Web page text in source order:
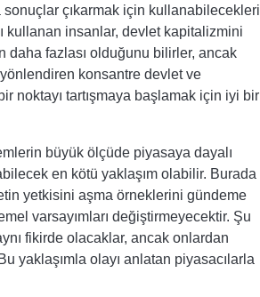
çıkarmak için kullanabilecekleri
kullanan insanlar, devlet kapitalizmini
fazlası olduğunu bilirler, ancak
konsantre devlet ve
noktayı tartışmaya başlamak için iyi bir
büyük ölçüde piyasaya dayalı
en kötü yaklaşım olabilir. Burada
yetkisini aşma örneklerini gündeme
varsayımları değiştirmeyecektir. Şu
fikirde olacaklar, ancak onlardan
yaklaşımla olayı anlatan piyasacılarla